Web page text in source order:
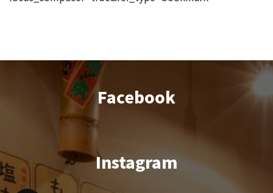
Facebook
Instagram